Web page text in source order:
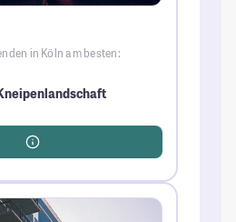
in Köln am besten: